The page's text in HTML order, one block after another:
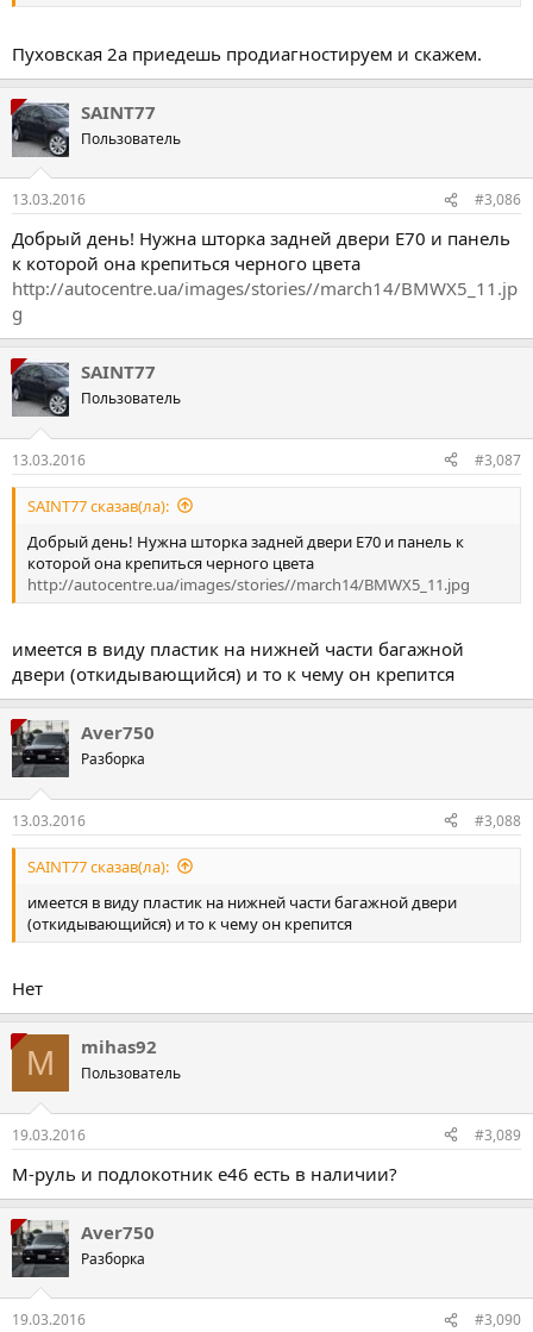
Пуховская 2а приедешь продиагностируем и скажем.
SAINT77
Пользователь
13.03.2016 #3,086
Добрый день! Нужна шторка задней двери Е70 и панель
к которой она крепиться черного цвета
http://autocentre.ua/images/stories//march14/BMWX5_11.jp
g
SAINT77
Пользователь
13.03.2016 #3,087
SAINT77 сказав(ла):
Добрый день! Нужна шторка задней двери Е70 и панель к
которой она крепиться черного цвета
http://autocentre.ua/images/stories//march14/BMWX5_11.jpg
имеется в виду пластик на нижней части багажной
двери (откидывающийся) и то к чему он крепится
Aver750
Разборка
13.03.2016 #3,088
SAINT77 сказав(ла):
имеется в виду пластик на нижней части багажной двери
(откидывающийся) и то к чему он крепится
Нет
M mihas92
Пользователь
19.03.2016 #3,089
М-руль и подлокотник е46 есть в наличии?
Aver750
Разборка
19.03.2016 #3,090